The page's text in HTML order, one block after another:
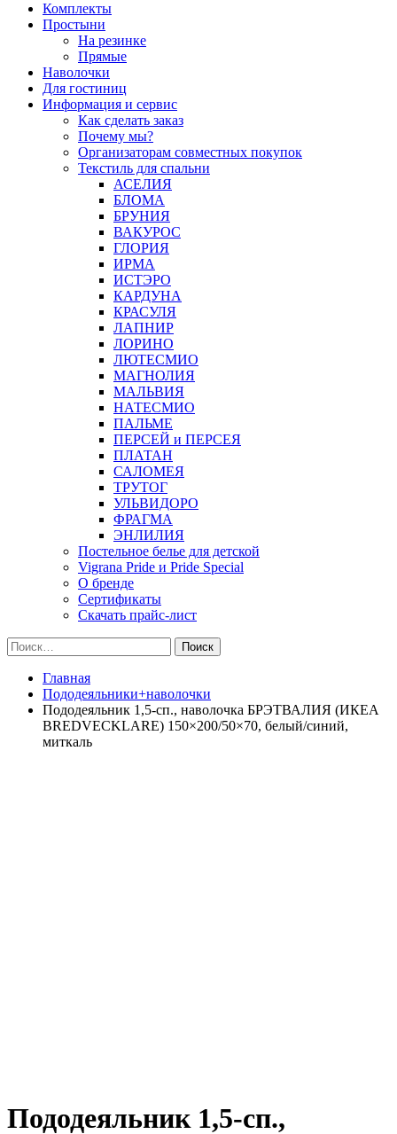
Комплекты
Простыни
На резинке
Прямые
Наволочки
Для гостиниц
Информация и сервис
Как сделать заказ
Почему мы?
Организаторам совместных покупок
Текстиль для спальни
АСЕЛИЯ
БЛОМА
БРУНИЯ
ВАКУРОС
ГЛОРИЯ
ИРМА
ИСТЭРО
КАРДУНА
КРАСУЛЯ
ЛАПНИР
ЛОРИНО
ЛЮТЕСМИО
МАГНОЛИЯ
МАЛЬВИЯ
НАТЕСМИО
ПАЛЬМЕ
ПЕРСЕЙ и ПЕРСЕЯ
ПЛАТАН
САЛОМЕЯ
ТРУТОГ
УЛЬВИДОРО
ФРАГМА
ЭНЛИЛИЯ
Постельное белье для детской
Vigrana Pride и Pride Special
О бренде
Сертификаты
Скачать прайс-лист
Найти:
Главная
Пододеяльники+наволочки
Пододеяльник 1,5-сп., наволочка БРЭТВАЛИЯ (ИКЕА
BREDVECKLARE) 150×200/50×70, белый/синий,
миткаль
Пододеяльник 1,5-сп.,